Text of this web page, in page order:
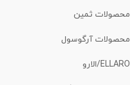
محصولات ثمین
محصولات آرگوسول
ELLARO/الارو